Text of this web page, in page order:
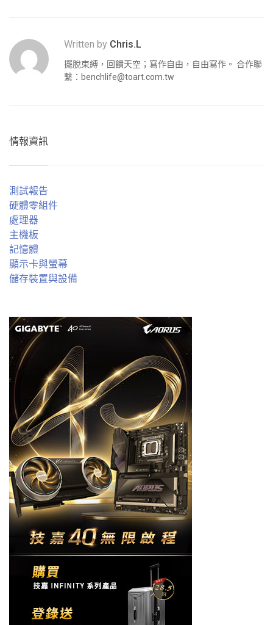
Written by Chris.L
擺脫束縛，回饋天空；寫作自由，自由寫作。 合作聯
繫： benchlife@toart.com.tw
情報資訊
測試報告
硬體零組件
處理器
主機板
記憶體
顯示卡與螢幕
儲存裝置與設備